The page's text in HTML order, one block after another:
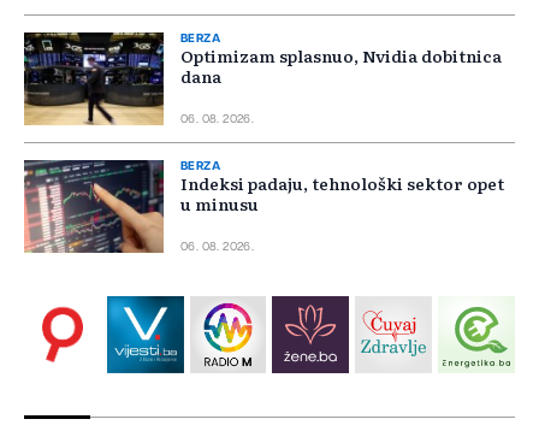
BERZA
Optimizam splasnuo, Nvidia dobitnica
dana
06. 08. 2026.
BERZA
Indeksi padaju, tehnološki sektor opet
u minusu
06. 08. 2026.